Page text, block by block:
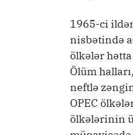
1965-ci
nisbətində
ölkələr hətta
Ölüm
neftlə
OPEC
ölkələrinin